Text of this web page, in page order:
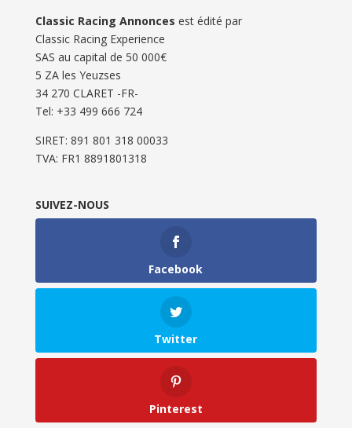
Classic Racing Annonces est édité par
Classic Racing Experience
SAS au capital de 50 000€
5 ZA les Yeuzses
34 270 CLARET -FR-
Tel: ‭+33 499 666 724‬
SIRET: 891 801 318 00033
TVA: FR1 8891801318
SUIVEZ-NOUS
Facebook
Twitter
Pinterest